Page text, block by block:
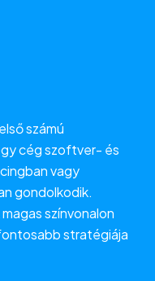
számú
cég szoftver- és
vagy
gondolkodik.
színvonalon
stratégiája